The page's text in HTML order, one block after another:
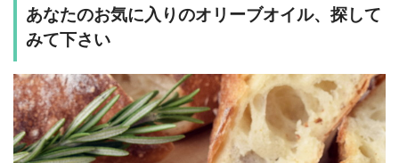
あなたのお気に入りのオリーブオイル、探して
みて下さい